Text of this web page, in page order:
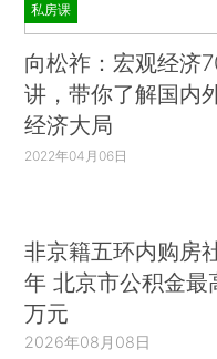
私房课
向松祚：宏观经济
讲，带你了解国内
经济大局
2022年04月06日
非京籍五环内购房
年 北京市公积金
万元
2026年08月08日